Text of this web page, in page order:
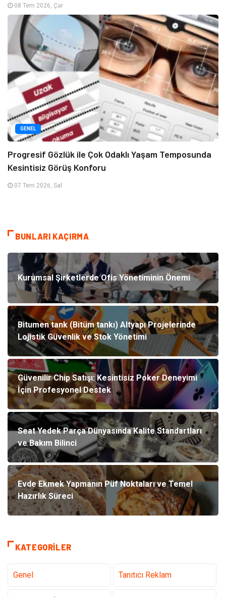
08 Tem 2026, Çar
GENEL
Progresif Gözlük ile Çok Odaklı Yaşam Temposunda
Kesintisiz Görüş Konforu
07 Tem 2026, Sal
BUNLARI KAÇIRMA
Kurumsal Şirketlerde Ofis Yönetiminin Önemi
Bitumen tank (Bitüm tankı) Altyapı Projelerinde
Lojistik Güvenlik ve Stok Yönetimi
Güvenilir Chip Satışı: Kesintisiz Poker Deneyimi
İçin Profesyonel Destek
Seat Yedek Parça Dünyasında Kalite Standartları
ve Bakım Bilinci
Evde Ekmek Yapmanın Püf Noktaları ve Temel
Hazırlık Süreci
KATEGORILER
Genel Tanıtıcı Reklam